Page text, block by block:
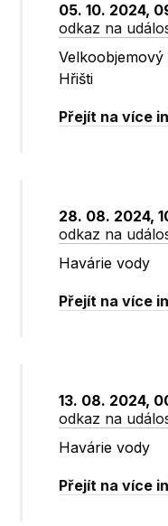
05. 10. 2024,
odkaz na
Hřišti
Přejít na více
28. 08. 2024,
odkaz na
Havárie vody
Přejít na více
13. 08. 2024,
odkaz na
Havárie vody
Přejít na více